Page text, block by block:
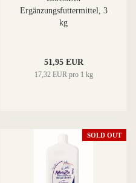
Ergänzungsfuttermittel, 3
kg
51,95 EUR
17,32 EUR pro 1 kg
SOLD OUT